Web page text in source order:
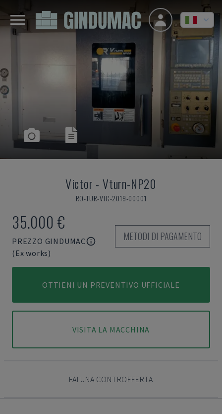
Victor -Vturn-NP20
RO-TUR-VIC-2019-00001
35.000 €
PREZZO GINDUMAC
(Ex works)
METODI DI PAGAMENTO
OTTIENI UN PREVENTIVO UFFICIALE
VISITA LA MACCHINA
FAI UNA CONTROFFERTA